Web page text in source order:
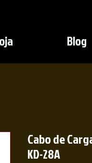
Blog
Cabo de
KD-28A